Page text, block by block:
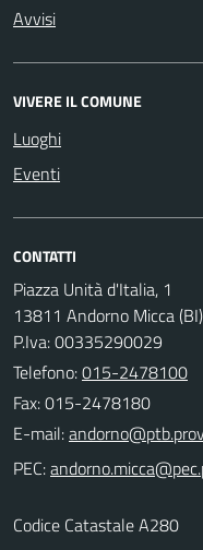
Avvisi
VIVERE IL COMUNE
Luoghi
Eventi
CONTATTI
Piazza Unità d'Italia, 1
13811 Andorno Micca (BI)
P.Iva: 00335290029
Telefono:015-2478100
Fax: 015-2478180
E-mail:
PEC:
Codice Catastale A280